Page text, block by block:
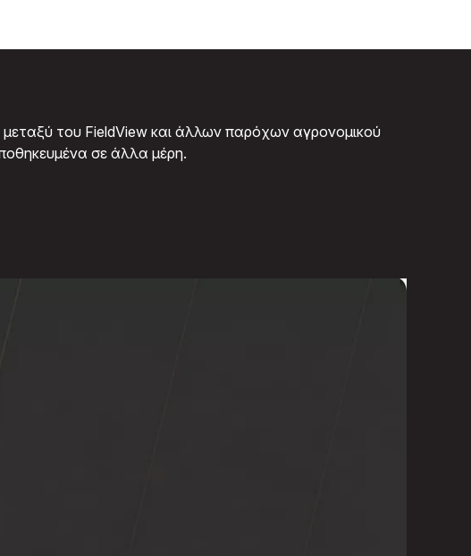
του FieldView και άλλων παρόχων αγρονομικού
σε άλλα μέρη.